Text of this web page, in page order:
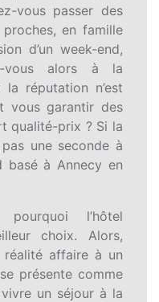
vous passer des
en famille
d’un week-end,
vous alors à la
réputation n’est
vous garantir des
qualité-prix ? Si la
une seconde à
basé à Annecy en
l’hôtel
choix. Alors,
affaire à un
présente comme
un séjour à la